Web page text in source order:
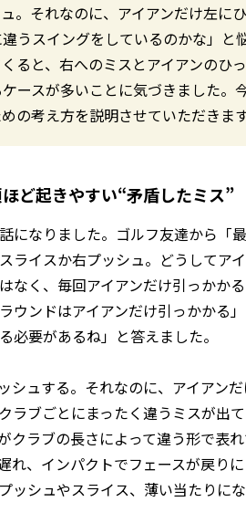
。それなのに、アイアンだけ左に
うスイングをしているのかな」と
ると、右へのミスとアイアンのひ
ースが多いことに気づきました。
の考え方を説明させていただきます
ど起きやすい“矛盾したミス”
になりました。ゴルフ友達から「
ライスか右プッシュ。どうしてア
なく、毎回アイアンだけ引っかか
ウンドはアイアンだけ引っかかる
必要があるね」と答えました。
ュする。それなのに、アイアンだ
ラブごとにまったく違うミスが出
ラブの長さによって違う形で表
れ、インパクトでフェースが戻り
シュやスライス、薄い当たりにな